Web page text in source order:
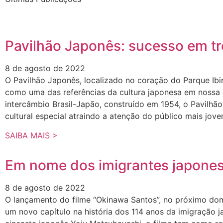
Pavilhão Japonês: sucesso em
8 de agosto de 2022
O Pavilhão Japonês, localizado no coração do Parque
como uma das referências da cultura japonesa em
intercâmbio Brasil-Japão, construído em 1954, o
cultural especial atraindo a atenção do público mais
SAIBA MAIS >
Em nome dos imigrantes
8 de agosto de 2022
O lançamento do filme “Okinawa Santos”, no próximo
um novo capítulo na história dos 114 anos da imigração